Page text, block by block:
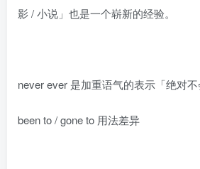
影 / 小说」也是一个崭新的经验。
never ever 是加重语气的表示「绝对不
been to / gone to 用法差异